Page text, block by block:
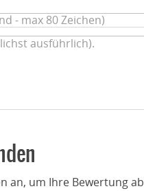
an, um Ihre Bewertung